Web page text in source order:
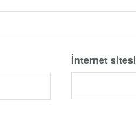
İnternet sitesi